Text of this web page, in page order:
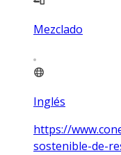
Mezclado
Inglés
https://
sostenible-de-